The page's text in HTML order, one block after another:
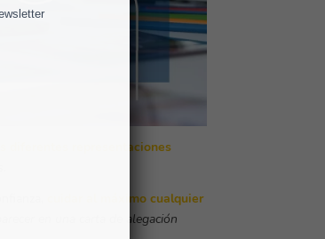
diferentes representaciones
cuidar al máximo cualquier
en una carta de alegación